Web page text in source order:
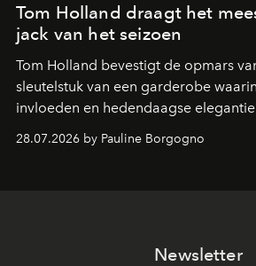
Tom Holland draagt het
jack van het seizoen
Tom Holland bevestigt de opmars
sleutelstuk van een garderobe
invloeden en hedendaagse
samenkomen.
28.07.2026 by Pauline Borgogno
Newsletter